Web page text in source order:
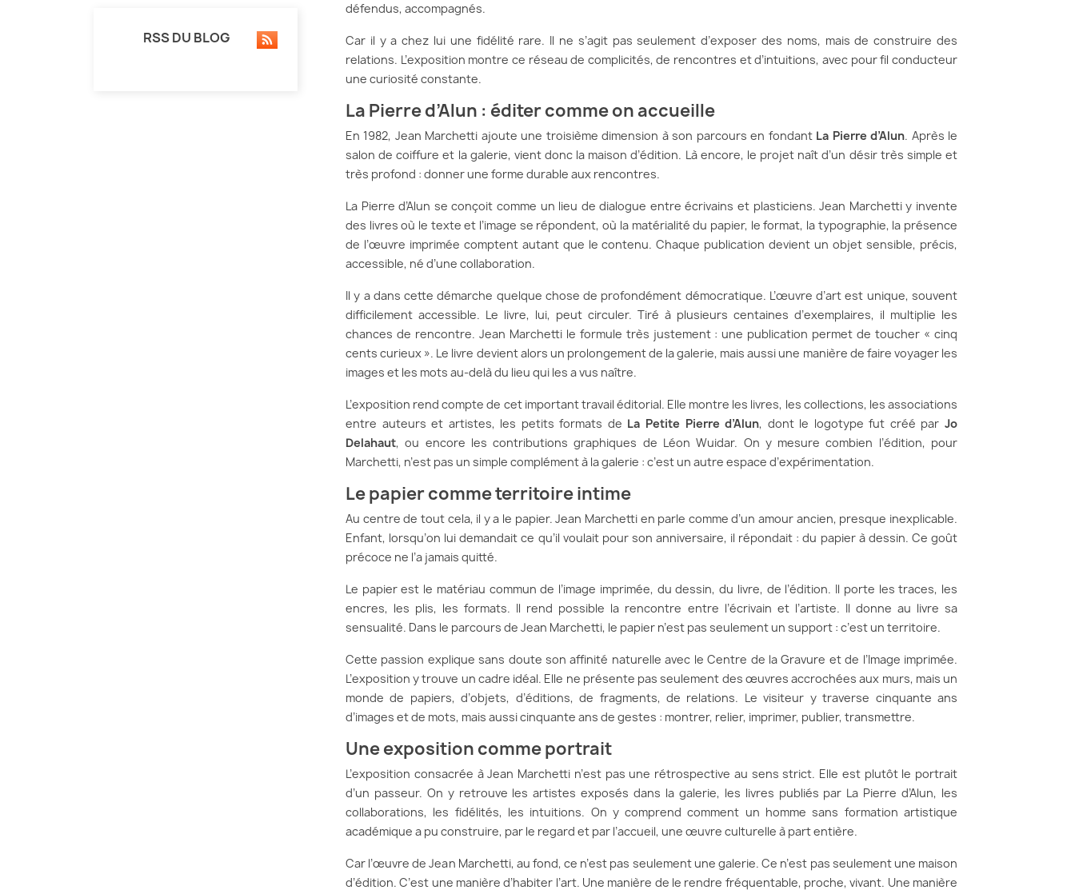
RSS DU BLOG
défendus, accompagnés.
Car il y a chez lui une fidélité rare. Il ne s’agit pas seulement d’exposer des noms, mais de construire des
relations. L’exposition montre ce réseau de complicités, de rencontres et d’intuitions, avec pour fil conducteur
une curiosité constante.
La Pierre d’Alun : éditer comme on accueille
En 1982, Jean Marchetti ajoute une troisième dimension à son parcours en fondant La Pierre d’Alun. Après le
salon de coiffure et la galerie, vient donc la maison d’édition. Là encore, le projet naît d’un désir très simple et
très profond : donner une forme durable aux rencontres.
La Pierre d’Alun se conçoit comme un lieu de dialogue entre écrivains et plasticiens. Jean Marchetti y invente
des livres où le texte et l’image se répondent, où la matérialité du papier, le format, la typographie, la présence
de l’œuvre imprimée comptent autant que le contenu. Chaque publication devient un objet sensible, précis,
accessible, né d’une collaboration.
Il y a dans cette démarche quelque chose de profondément démocratique. L’œuvre d’art est unique, souvent
difficilement accessible. Le livre, lui, peut circuler. Tiré à plusieurs centaines d’exemplaires, il multiplie les
chances de rencontre. Jean Marchetti le formule très justement : une publication permet de toucher « cinq
cents curieux ». Le livre devient alors un prolongement de la galerie, mais aussi une manière de faire voyager les
images et les mots au-delà du lieu qui les a vus naître.
L’exposition rend compte de cet important travail éditorial. Elle montre les livres, les collections, les associations
entre auteurs et artistes, les petits formats de La Petite Pierre d’Alun, dont le logotype fut créé parJo
Delahaut, ou encore les contributions graphiques de Léon Wuidar. On y mesure combien l’édition, pour
Marchetti, n’est pas un simple complément à la galerie : c’est un autre espace d’expérimentation.
Le papier comme territoire intime
Au centre de tout cela, il y a le papier. Jean Marchetti en parle comme d’un amour ancien, presque inexplicable.
Enfant, lorsqu’on lui demandait ce qu’il voulait pour son anniversaire, il répondait : du papier à dessin. Ce goût
précoce ne l’a jamais quitté.
Le papier est le matériau commun de l’image imprimée, du dessin, du livre, de l’édition. Il porte les traces, les
encres, les plis, les formats. Il rend possible la rencontre entre l’écrivain et l’artiste. Il donne au livre sa
sensualité. Dans le parcours de Jean Marchetti, le papier n’est pas seulement un support : c’est un territoire.
Cette passion explique sans doute son affinité naturelle avec le Centre de la Gravure et de l’Image imprimée.
L’exposition y trouve un cadre idéal. Elle ne présente pas seulement des œuvres accrochées aux murs, mais un
monde de papiers, d’objets, d’éditions, de fragments, de relations. Le visiteur y traverse cinquante ans
d’images et de mots, mais aussi cinquante ans de gestes : montrer, relier, imprimer, publier, transmettre.
Une exposition comme portrait
L’exposition consacrée à Jean Marchetti n’est pas une rétrospective au sens strict. Elle est plutôt le portrait
d’un passeur. On y retrouve les artistes exposés dans la galerie, les livres publiés par La Pierre d’Alun, les
collaborations, les fidélités, les intuitions. On y comprend comment un homme sans formation artistique
académique a pu construire, par le regard et par l’accueil, une œuvre culturelle à part entière.
Car l’œuvre de Jean Marchetti, au fond, ce n’est pas seulement une galerie. Ce n’est pas seulement une maison
d’édition. C’est une manière d’habiter l’art. Une manière de le rendre fréquentable, proche, vivant. Une manière